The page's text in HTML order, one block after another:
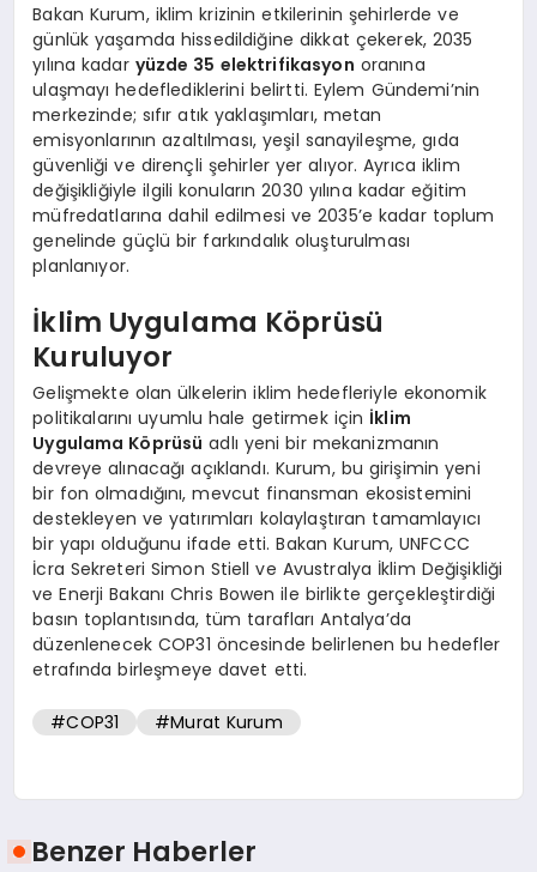
Bakan Kurum, iklim krizinin etkilerinin şehirlerde ve
günlük yaşamda hissedildiğine dikkat çekerek, 2035
yılına kadar yüzde 35 elektrifikasyon oranına
ulaşmayı hedeflediklerini belirtti. Eylem Gündemi’nin
merkezinde; sıfır atık yaklaşımları, metan
emisyonlarının azaltılması, yeşil sanayileşme, gıda
güvenliği ve dirençli şehirler yer alıyor. Ayrıca iklim
değişikliğiyle ilgili konuların 2030 yılına kadar eğitim
müfredatlarına dahil edilmesi ve 2035’e kadar toplum
genelinde güçlü bir farkındalık oluşturulması
planlanıyor.
İklim Uygulama Köprüsü
Kuruluyor
Gelişmekte olan ülkelerin iklim hedefleriyle ekonomik
politikalarını uyumlu hale getirmek için İklim
Uygulama Köprüsü adlı yeni bir mekanizmanın
devreye alınacağı açıklandı. Kurum, bu girişimin yeni
bir fon olmadığını, mevcut finansman ekosistemini
destekleyen ve yatırımları kolaylaştıran tamamlayıcı
bir yapı olduğunu ifade etti. Bakan Kurum, UNFCCC
İcra Sekreteri Simon Stiell ve Avustralya İklim Değişikliği
ve Enerji Bakanı Chris Bowen ile birlikte gerçekleştirdiği
basın toplantısında, tüm tarafları Antalya’da
düzenlenecek COP31 öncesinde belirlenen bu hedefler
etrafında birleşmeye davet etti.
#COP31 #Murat Kurum
Benzer Haberler